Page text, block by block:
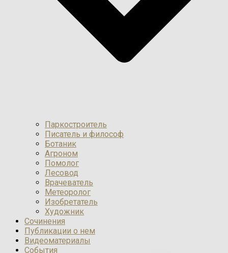
Паркостроитель
Писатель и философ
Ботаник
Агроном
Помолог
Лесовод
Врачеватель
Метеоролог
Изобретатель
Художник
Сочинения
Публикации о нем
Видеоматериалы
События